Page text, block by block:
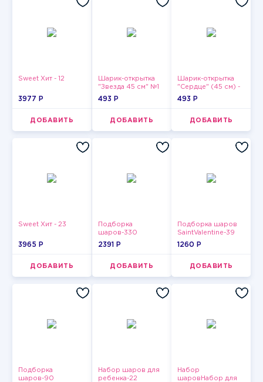
Sweet Хит - 12
3977 P
ДОБАВИТЬ
Шарик-открытка
"Звезда 45 см" №1
493 P
ДОБАВИТЬ
Шарик-открытка
"Сердце" (45 см) -
2
493 P
ДОБАВИТЬ
Sweet Хит - 23
3965 P
ДОБАВИТЬ
Подборка
шаров-330
2391 P
ДОБАВИТЬ
Подборка шаров
SaintValentine-39
1260 P
ДОБАВИТЬ
Подборка
шаров-90
Набор шаров для
ребенка-22
Набор
шаровНабор для